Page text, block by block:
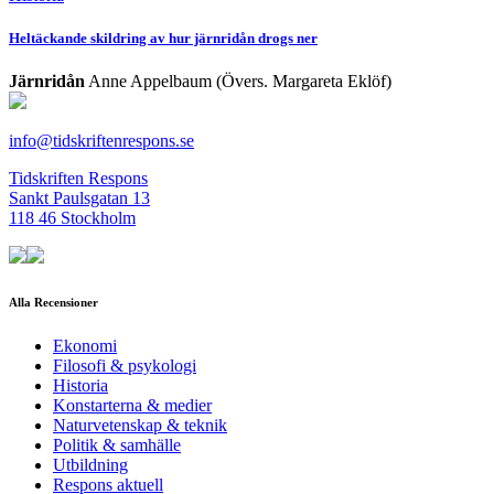
Heltäckande skildring av hur järnridån drogs ner
JärnridånAnne Appelbaum (Övers. Margareta Eklöf)
info@tidskriftenrespons.se
Tidskriften Respons
Sankt Paulsgatan 13
118 46 Stockholm
Alla Recensioner
Ekonomi
Filosofi & psykologi
Historia
Konstarterna & medier
Naturvetenskap & teknik
Politik & samhälle
Utbildning
Respons aktuell